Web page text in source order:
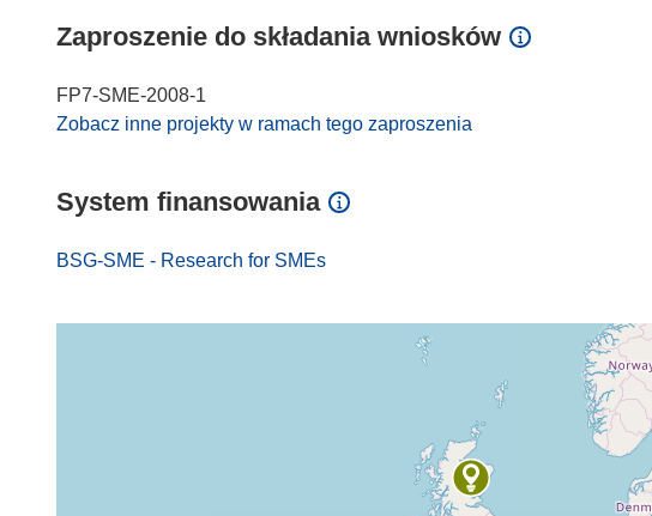
Zaproszenie do składania wniosków
FP7-SME-2008-1
Zobacz inne projekty w ramach tego zaproszenia
System finansowania
BSG-SME - Research for SMEs